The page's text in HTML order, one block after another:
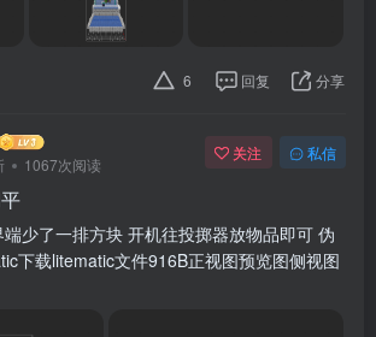
6 回复 分享
1067次阅读
关注 私信
端少了一排方块 开机往投掷器放物品即可 伪
下载litematic文件916B正视图预览图侧视图